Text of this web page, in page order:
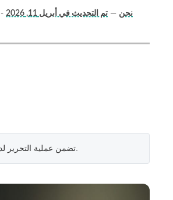
Swathi Handoo (خبير صحي) ، نحن — تم التحديث في أبريل 11, 2026
تضمن عملية التحرير